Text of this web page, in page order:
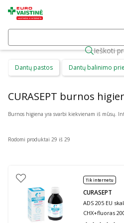
Ieškoti
Dantų pastos Dantų balinimo
CURASEPT burnos
Rodomi produktai 29 iš 29
Tik internetu
CURASEPT
ADS 205 EU
CHX+fluoras